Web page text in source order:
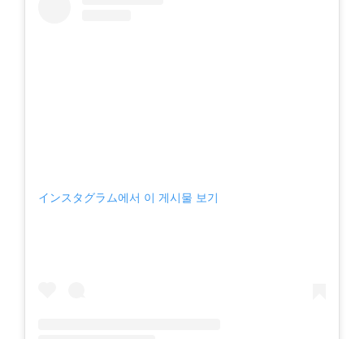
インスタグラム에서 이 게시물 보기